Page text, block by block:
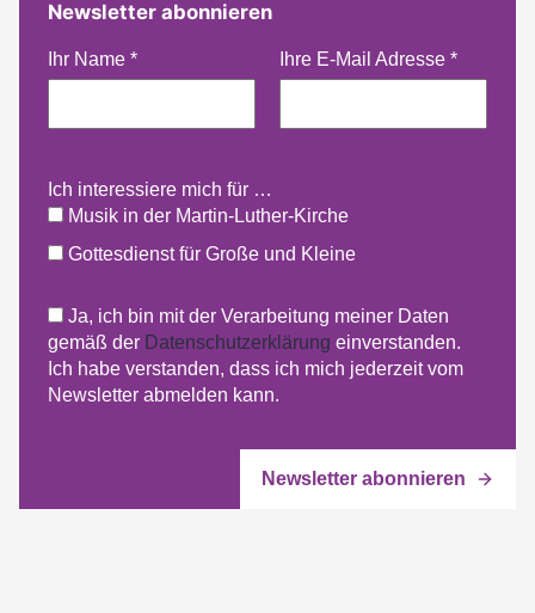
Newsletter abonnieren
Ihr Name * Ihre E-Mail Adresse *
Ich interessiere mich für …
Musik in der Martin-Luther-Kirche
Gottesdienst für Große und Kleine
Ja, ich bin mit der Verarbeitung meiner Daten
gemäß der Datenschutzerklärung einverstanden.
Ich habe verstanden, dass ich mich jederzeit vom
Newsletter abmelden kann.